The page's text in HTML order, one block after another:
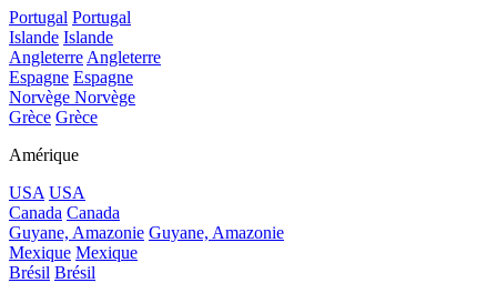
Portugal Portugal
Islande Islande
Angleterre Angleterre
Espagne Espagne
Norvège Norvège
Grèce Grèce
Amérique
USA USA
Canada Canada
Guyane, Amazonie Guyane, Amazonie
Mexique Mexique
Brésil Brésil